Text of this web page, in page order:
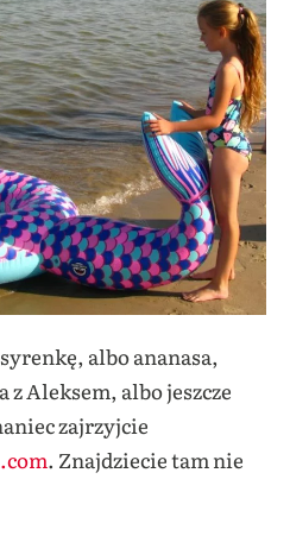
albo ananasa,
z Aleksem, albo jeszcze
zajrzyjcie
. Znajdziecie tam nie